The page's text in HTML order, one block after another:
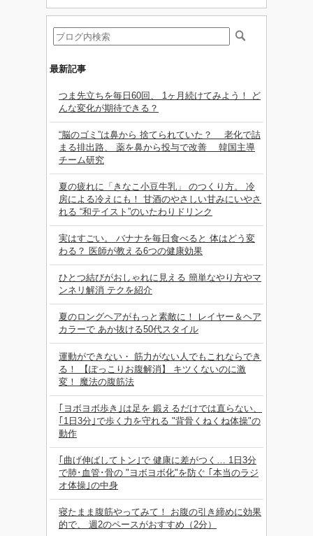
最新記事
つま先立ちを毎日60回、 1ヶ月続けてみよう！ ど
んな変化が期待できる？
“脳のゴミ”は鼻から 捨てられていた？ 老化で詰
まる排出路、 薬を鼻から投与で改善 韓国主導
チーム研究
夏の疲れに「きなこ小豆牛乳」 のつくり方。 冷
房による冷えにも！ 甘酒のやさしい甘みにいやさ
れる “和テイスト”のいたわりドリンク
実はすごい。 バナナを毎日食べると 体はどう変
わる？ 医師が教える6つの健康効果
ひとつ結びがおしゃれに見える 簡単なやり方やマ
ンネリ解消 テクを紹介
夏のロングヘアがもっと素敵に！ レイヤー＆ヘア
カラーで あか抜ける50代スタイル
運動ができない・ 筋力がない人でもこれならでき
る！ 【ぽっこりお腹解消】 キツくないのに激
変！ 魔法の腹筋法
｢ヨボヨボ歩き｣は足を 鍛えるだけでは直らない、
｢1日3分｣で歩く力を守れる "背骨くねくね体操"の
動作
｢曲げ伸ばしてトン｣で 健康に差がつく… 1日3分
で肺･血管･骨の "ヨボヨボ化"を防ぐ ｢本当のラジ
オ体操｣の中身
寝たまま腹筋やってみて！ お腹の引き締めに効果
的で、 週2のペースがおすすめ（2分）